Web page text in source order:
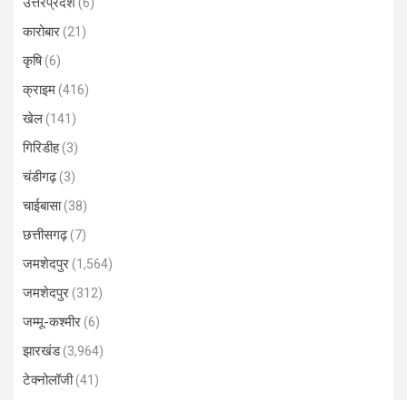
कारोबार(21)
कृषि(6)
क्राइम(416)
खेल(141)
गिरिडीह(3)
चंडीगढ़(3)
चाईबासा(38)
छत्तीसगढ़(7)
जमशेदपुर(1,564)
जमशेदपुर(312)
जम्मू-कश्मीर(6)
झारखंड(3,964)
टेक्नोलॉजी(41)